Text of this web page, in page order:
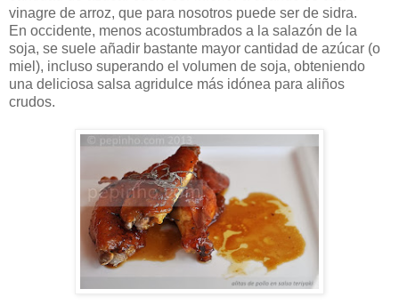
vinagre de arroz, que para nosotros puede ser de sidra.
En occidente, menos acostumbrados a la salazón de la
soja, se suele añadir bastante mayor cantidad de azúcar (o
miel), incluso superando el volumen de soja, obteniendo
una deliciosa salsa agridulce más idónea para aliños
crudos.